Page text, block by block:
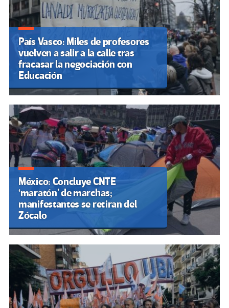
País Vasco: Miles de profesores
vuelven a salir a la calle tras
fracasar la negociación con
Educación
México: Concluye CNTE
‘maratón’ de marchas;
manifestantes se retiran del
Zócalo